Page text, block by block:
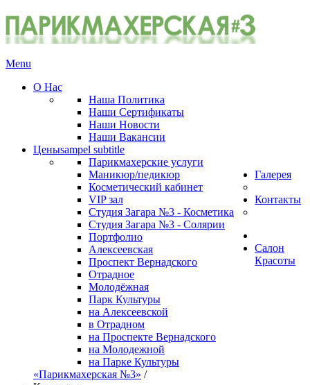
Menu
О Нас
Наша Политика
Наши Сертификаты
Наши Новости
Наши Вакансии
Ценыsampel subtitle
Парикмахерские услуги
Маникюр/педикюр
Косметический кабинет
VIP зал
Студия Загара №3 - Косметика
Студия Загара №3 - Солярии
Галерея
Портфолио
Алексеевская
Проспект Вернадского
Отрадное
Молодёжная
Парк Культуры
Контакты
на Алексеевской
в Отрадном
на Проспекте Вернадского
на Молодежной
на Парке Культуры
Салон
Красоты
«Парикмахерская №3» /